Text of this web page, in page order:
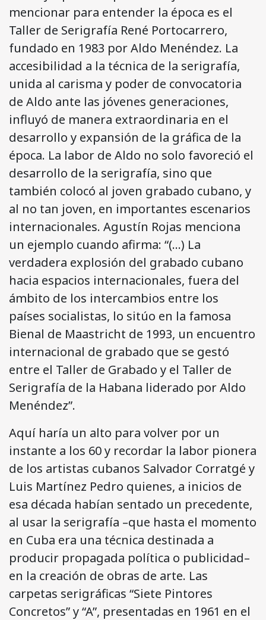
mencionar para entender la época es el
Taller de Serigrafía René Portocarrero,
fundado en 1983 por Aldo Menéndez. La
accesibilidad a la técnica de la serigrafía,
unida al carisma y poder de convocatoria
de Aldo ante las jóvenes generaciones,
influyó de manera extraordinaria en el
desarrollo y expansión de la gráfica de la
época. La labor de Aldo no solo favoreció el
desarrollo de la serigrafía, sino que
también colocó al joven grabado cubano, y
al no tan joven, en importantes escenarios
internacionales. Agustín Rojas menciona
un ejemplo cuando afirma: “(…) La
verdadera explosión del grabado cubano
hacia espacios internacionales, fuera del
ámbito de los intercambios entre los
países socialistas, lo sitúo en la famosa
Bienal de Maastricht de 1993, un encuentro
internacional de grabado que se gestó
entre el Taller de Grabado y el Taller de
Serigrafía de la Habana liderado por Aldo
Menéndez”.
Aquí haría un alto para volver por un
instante a los 60 y recordar la labor pionera
de los artistas cubanos Salvador Corratgé y
Luis Martínez Pedro quienes, a inicios de
esa década habían sentado un precedente,
al usar la serigrafía –que hasta el momento
en Cuba era una técnica destinada a
producir propagada política o publicidad–
en la creación de obras de arte. Las
carpetas serigráficas “Siete Pintores
Concretos” y “A”, presentadas en 1961 en el